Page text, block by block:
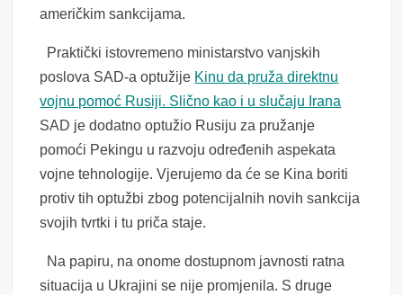
američkim sankcijama.
Praktički istovremeno ministarstvo vanjskih
poslova SAD-a optužije Kinu da pruža direktnu
vojnu pomoć Rusiji. Slično kao i u slučaju Irana
SAD je dodatno optužio Rusiju za pružanje
pomoći Pekingu u razvoju određenih aspekata
vojne tehnologije. Vjerujemo da će se Kina boriti
protiv tih optužbi zbog potencijalnih novih sankcija
svojih tvrtki i tu priča staje.
Na papiru, na onome dostupnom javnosti ratna
situacija u Ukrajini se nije promjenila. S druge